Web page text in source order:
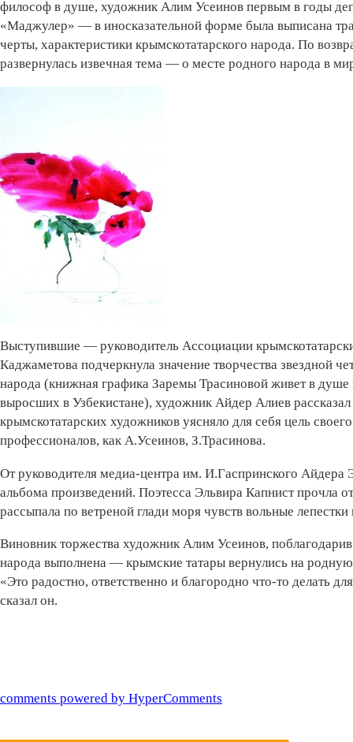
философ в душе, художник Алим Усеинов первым в годы
«Маджулер» — в иносказательной форме была выписана
черты, характеристики крымскотатарского народа. По
развернулась извечная тема — о месте родного народа в
Выступившие — руководитель Ассоциации
Каджаметова подчеркнула значение творчества звездной
народа (книжная графика Заремы Трасиновой живет в душе
выросших в Узбекистане), художник Айдер Алиев
крымскотатарских художников уясняло для себя цель
профессионалов, как А.Усеинов, З.Трасинова.
От руководителя медиа-центра им. И.Гаспринского
альбома произведений. Поэтесса Эльвира Капнист прочла
рассыпала по ветреной глади моря чувств вольные
Виновник торжества художник Алим Усеинов,
народа выполнена — крымские татары вернулись на
«Это радостно, ответственно и благородно что-то делать
сказал он.
comments powered by HyperComments